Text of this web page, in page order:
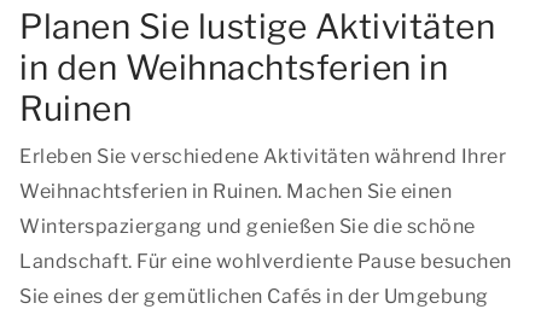
Planen Sie lustige Aktivitäten
in den Weihnachtsferien in
Ruinen
Erleben Sie verschiedene Aktivitäten während Ihrer
Weihnachtsferien in Ruinen. Machen Sie einen
Winterspaziergang und genießen Sie die schöne
Landschaft. Für eine wohlverdiente Pause besuchen
Sie eines der gemütlichen Cafés in der Umgebung